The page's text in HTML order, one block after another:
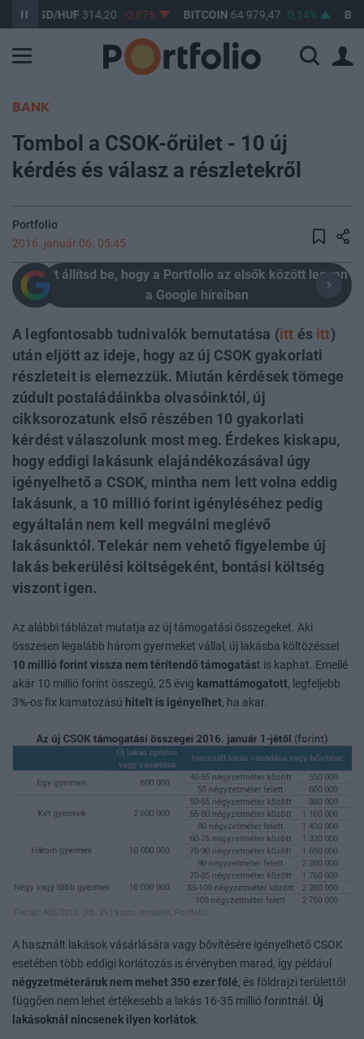
USD/HUF314,20 -0,87% BITCOIN 64 979,47 0,14% BUX
BANK
Tombol a CSOK-őrület - 10 új
kérdés és válasz a részletekről
Portfolio
2016. január 06. 05:45
Itt állítsd be, hogy a Portfolio az elsők között legyen
a Google híreiben
A legfontosabb tudnivalók bemutatása (itt és itt)
után eljött az ideje, hogy az új CSOK gyakorlati
részleteit is elemezzük. Miután kérdések tömege
zúdult postaládáinkba olvasóinktól, új
cikksorozatunk első részében 10 gyakorlati
kérdést válaszolunk most meg. Érdekes kiskapu,
hogy eddigi lakásunk elajándékozásával úgy
igényelhető a CSOK, mintha nem lett volna eddig
lakásunk, a 10 millió forint igényléséhez pedig
egyáltalán nem kell megválni meglévő
lakásunktól. Telekár nem vehető figyelembe új
lakás bekerülési költségeként, bontási költség
viszont igen.
Az alábbi táblázat mutatja az új támogatási összegeket. Aki
összesen legalább három gyermeket vállal, új lakásba költözéssel
10 millió forint vissza nem térítendő támogatást is kaphat. Emellé
akár 10 millió forint összegű, 25 évig kamattámogatott, legfeljebb
3%-os fix kamatozású hitelt is igényelhet, ha akar.
A használt lakások vásárlására vagy bővítésére igényelhető CSOK
esetében több eddigi korlátozás is érvényben marad, így például
négyzetméteráruk nem mehet 350 ezer fölé, és földrajzi területtől
függően nem lehet értékesebb a lakás 16-35 millió forintnál. Új
lakásoknál nincsenek ilyen korlátok.